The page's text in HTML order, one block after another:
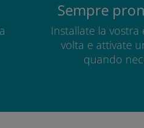
Sempre
Installate la vostra
volta e attivate
quando